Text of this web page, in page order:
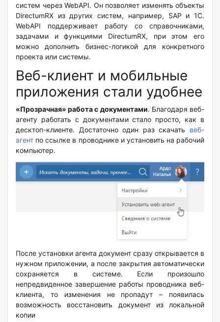
систем через WebAPI. Он позволяет изменять объекты
DirectumRX из других систем, например, SAP и 1C.
WebAPI поддерживает работу со справочниками,
задачами и функциями DirectumRX, при этом его
можно дополнить бизнес-логикой для конкретного
проекта или системы.
Веб-клиент и мобильные
приложения стали удобнее
«Прозрачная» работа с документами. Благодаря веб-
агенту работать с документами стало просто, как в
десктоп-клиенте. Достаточно один раз скачать веб-
агент по ссылке в проводнике и установить на рабочий
компьютер.
После установки агента документ сразу открывается в
нужном приложении, а после закрытия автоматически
сохраняется в системе. Если произошло
непредвиденное завершение работы проводника веб-
клиента, то изменения не пропадут – появилась
возможность восстановить документ из локальной
копии